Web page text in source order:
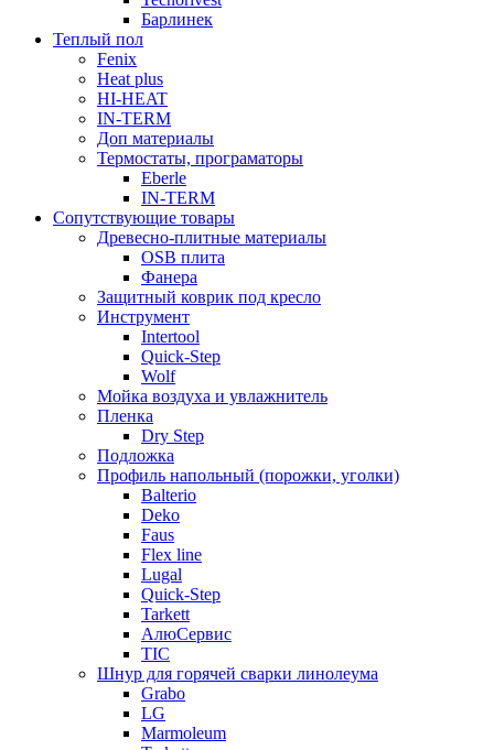
Барлинек
Теплый пол
Fenix
Heat plus
HI-HEAT
IN-TERM
Доп материалы
Термостаты, програматоры
Eberle
IN-TERM
Сопутствующие товары
Древесно-плитные материалы
OSB плита
Фанера
Защитный коврик под кресло
Инструмент
Intertool
Quick-Step
Wolf
Мойка воздуха и увлажнитель
Пленка
Dry Step
Подложка
Профиль напольный (порожки, уголки)
Balterio
Deko
Faus
Flex line
Lugal
Quick-Step
Tarkett
АлюСервис
ТІС
Шнур для горячей сварки линолеума
Grabo
LG
Marmoleum